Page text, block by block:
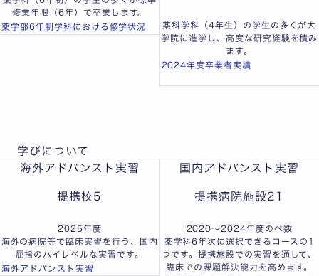
修業年限（6年）で卒業します。
薬学部6年制学科における修学状況
薬科学科（4年生）の学生の多くが大
学院に進学し、高度な研究経験を積み
ます。
2024年度卒業者実績
学びについて
海外アドバンスト実習
提携校5
2025年度
海外の病院等で臨床実習を行う、国内
屈指のハイレベルな実習です。
海外アドバンスト実習
国内アドバンスト実習
提携病院施設21
2020〜2024年度のべ数
薬学科6年次に選択できるコースの1
つです。提携施設での実習を通して、
臨床での課題解決能力を高めます。